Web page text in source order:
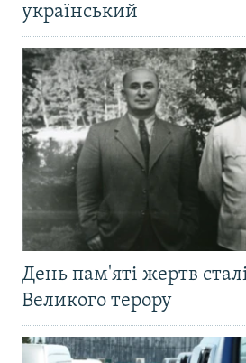
український
День пам'яті жертв
Великого терору